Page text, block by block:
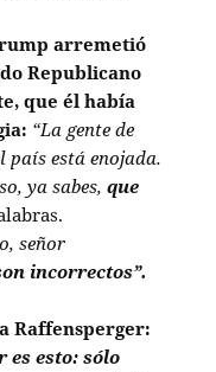
arremetió
Republicano
que él había
“La gente de
país está enojada.
ya sabes,que
señor
incorrectos”.
Raffensperger:
es esto: sólo